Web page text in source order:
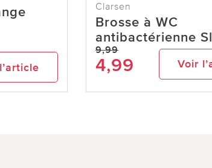
Clarsen
Brosse à WC
antibactérienne
9,99
4,99 Voir